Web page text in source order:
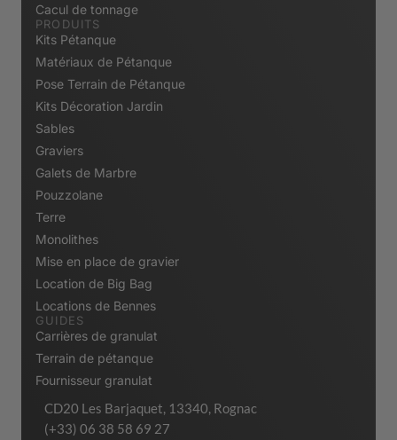
Cacul de tonnage
PRODUITS
Kits Pétanque
Matériaux de Pétanque
Pose Terrain de Pétanque
Kits Décoration Jardin
Sables
Graviers
Galets de Marbre
Pouzzolane
Terre
Monolithes
Mise en place de gravier
Location de Big Bag
Locations de Bennes
GUIDES
Carrières de granulat
Terrain de pétanque
Fournisseur granulat
CD20 Les Barjaquet, 13340, Rognac
(+33) 06 38 58 69 27